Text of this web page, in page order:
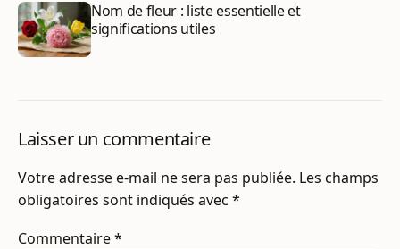
Nom de fleur : liste essentielle et
significations utiles
Laisser un commentaire
Votre adresse e-mail ne sera pas publiée. Les champs
obligatoires sont indiqués avec *
Commentaire*